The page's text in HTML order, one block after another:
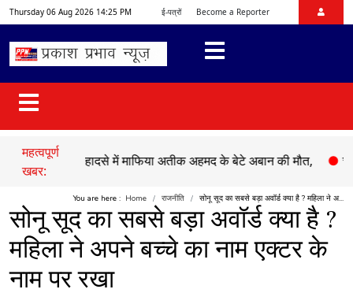
Thursday 06 Aug 2026 14:25 PM ई-पत्रों Become a Reporter
महत्वपूर्ण
खबर:
सड़क हादसे में माफिया अतीक अहमद के बेटे अबान की मौत, ●चेहल्लुम
You are here : Home राजनीति सोनू सूद का सबसे बड़ा अवॉर्ड क्या है ? महिला ने अ...
सोनू सूद का सबसे बड़ा अवॉर्ड क्या है ?
महिला ने अपने बच्चे का नाम एक्टर के
नाम पर रखा